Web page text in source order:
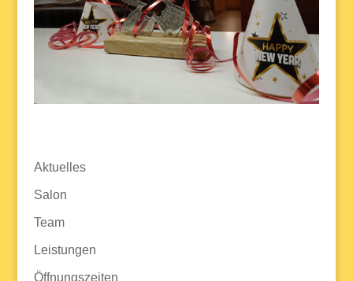
Aktuelles
Salon
Team
Leistungen
Öffnungszeiten